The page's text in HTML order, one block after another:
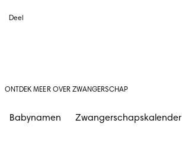
Deel
ONTDEK MEER OVER ZWANGERSCHAP
Babynamen Zwangerschapskalender